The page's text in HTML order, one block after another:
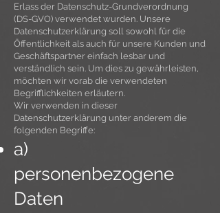
Erlass der Datenschutz-Grundverordnung
(DS-GVO) verwendet wurden. Unsere
Datenschutzerklärung soll sowohl für die
Öffentlichkeit als auch für unsere Kunden und
Geschäftspartner einfach lesbar und
verständlich sein. Um dies zu gewährleisten,
möchten wir vorab die verwendeten
Begrifflichkeiten erläutern.
Wir verwenden in dieser
Datenschutzerklärung unter anderem die
folgenden Begriffe:
a)
personenbezogene
Daten